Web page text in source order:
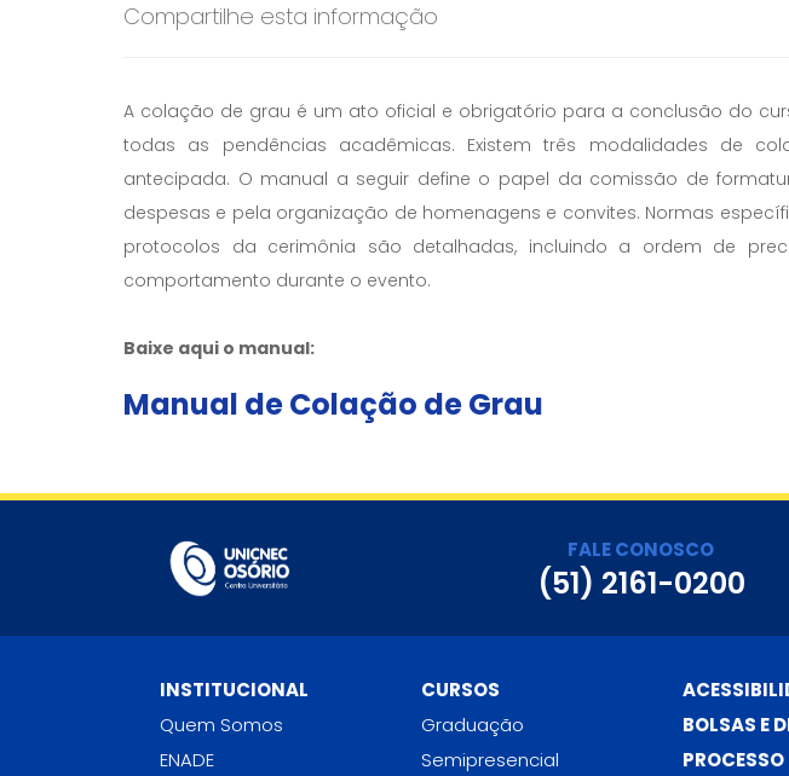
Compartilhe esta informação
A colação de grau é um ato oficial e obrigatório para a conclusão do
todas as pendências acadêmicas. Existem três modalidades de
antecipada. O manual a seguir define o papel da comissão de
despesas e pela organização de homenagens e convites. Normas
protocolos da cerimônia são detalhadas, incluindo a ordem de
comportamento durante o evento.
Baixe aqui o manual:
Manual de Colação de Grau
FALE CONOSCO
(51) 2161-0200
INSTITUCIONAL
Quem Somos
ENADE
CURSOS
Graduação
Semipresencial
BOLSAS E